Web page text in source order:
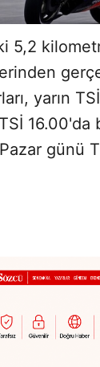
5,2
yarın
16.00'da
günü